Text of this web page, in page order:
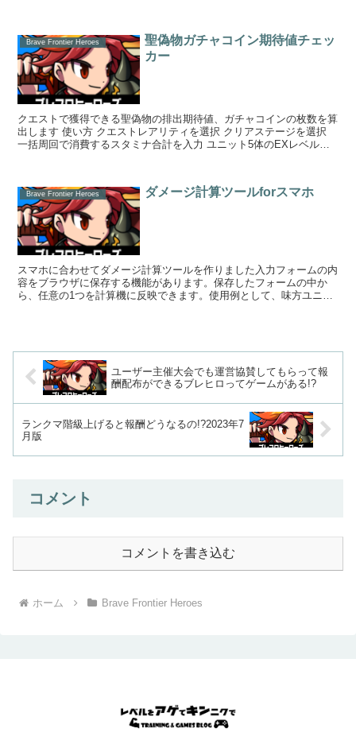
Brave Frontier Heroes
聖偽物ガチャコイン期待値チェッ
カー
クエストで獲得できる聖偽物の排出期待値、ガチャコインの枚数を算
出します 使い方 クエストレアリティを選択 クリアステージを選択
一括周回で消費するスタミナ合計を入力 ユニット5体のEXレベル合
Brave Frontier Heroes ダメージ計算ツールforスマホ
スマホに合わせてダメージ計算ツールを作りました入力フォームの内
容をブラウザに保存する機能があります。保存したフォームの中か
ら、任意の1つを計算機に反映できます。使用例として、味方ユニッ
ユーザー主催大会でも運営協賛してもらって報
酬配布ができるブレヒロってゲームがある!?
ランクマ階級上げると報酬どうなるの!?2023年7
月版
コメント
コメントを書き込む
ホーム Brave Frontier Heroes